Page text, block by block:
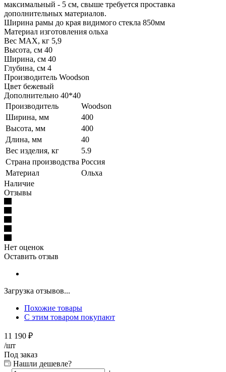
максимальный - 5 см, свыше требуется проставка
дополнительных материалов.
Ширина рамы до края видимого стекла 850мм
Материал изготовления ольха
Вес МАХ, кг 5,9
Высота, см 40
Ширина, см 40
Глубина, см 4
Производитель Woodson
Цвет бежевый
Дополнительно 40*40
Производитель
Woodson
Ширина, мм
400
Высота, мм
400
Длина, мм
40
Вес изделия, кг
5.9
Страна производства Россия
Материал
Ольха
Наличие
Отзывы
Нет оценок
Оставить отзыв
Загрузка отзывов...
Похожие товары
С этим товаром покупают
11 190 ₽
/шт
Под заказ
Нашли дешевле?